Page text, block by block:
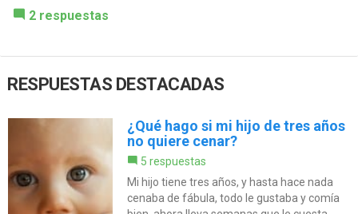
2 respuestas
RESPUESTAS DESTACADAS
¿Qué hago si mi hijo de tres años
no quiere cenar?
5 respuestas
Mi hijo tiene tres años, y hasta hace nada
cenaba de fábula, todo le gustaba y comía